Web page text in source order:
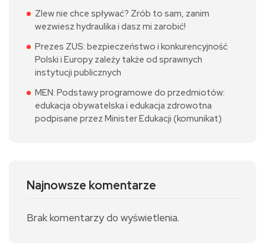
Zlew nie chce spływać? Zrób to sam, zanim
wezwiesz hydraulika i dasz mi zarobić!
Prezes ZUS: bezpieczeństwo i konkurencyjność
Polski i Europy zależy także od sprawnych
instytucji publicznych
MEN: Podstawy programowe do przedmiotów:
edukacja obywatelska i edukacja zdrowotna
podpisane przez Minister Edukacji (komunikat)
Najnowsze komentarze
Brak komentarzy do wyświetlenia.